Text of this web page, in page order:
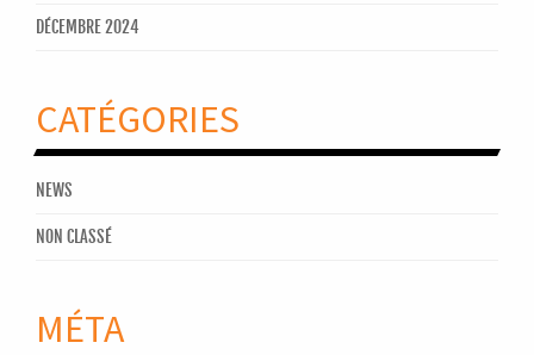
DÉCEMBRE 2024
CATÉGORIES
NEWS
NON CLASSÉ
MÉTA